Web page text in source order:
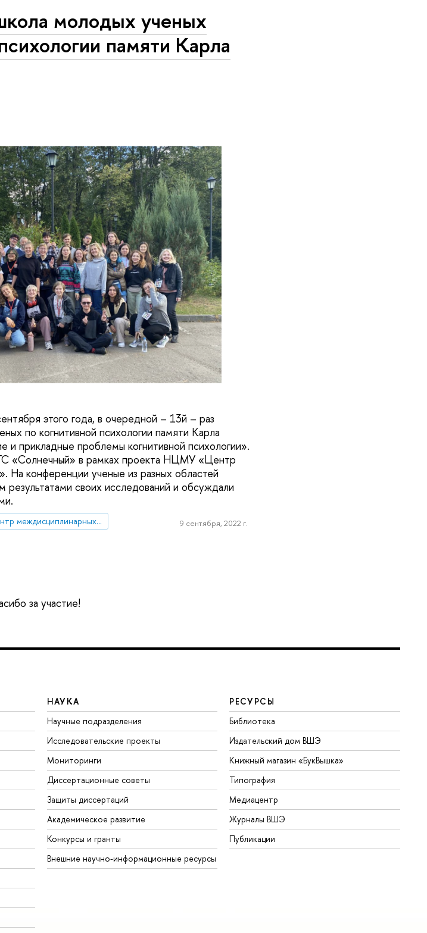
молодых ученых
памяти Карла
этого года, в очередной – 13й – раз
по когнитивной психологии памяти Карла
прикладные проблемы когнитивной психологии».
«Солнечный» в рамках проекта НЦМУ «Центр
На конференции ученые из разных областей
результатами своих исследований и обсуждали
НЦМУ "Центр междисциплинарных исследований человеческого потенциала" 9 сентября, 2022 г.
за участие!
НАУКА
Научные подразделения
Исследовательские проекты
Мониторинги
Диссертационные советы
Защиты диссертаций
Академическое развитие
Конкурсы и гранты
Внешние научно-информационные ресурсы
РЕСУРСЫ
Библиотека
Издательский дом ВШЭ
Книжный магазин «БукВышка»
Типография
Медиацентр
Журналы ВШЭ
Публикации